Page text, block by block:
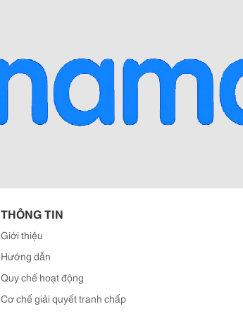
THÔNG TIN
Giới thiệu
Hướng dẫn
Quy chế hoạt động
Cơ chế giải quyết tranh chấp